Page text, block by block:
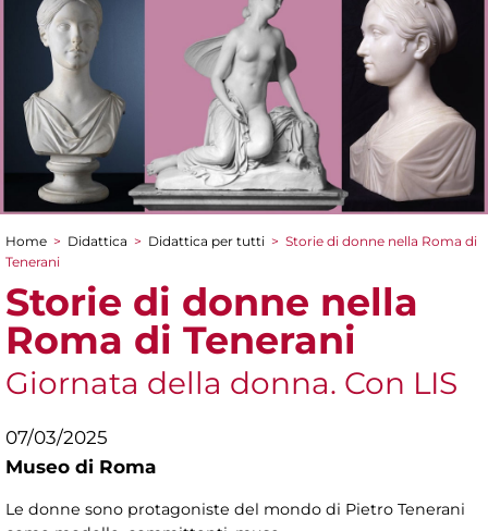
Tu sei qui
Home > Didattica > Didattica per tutti > Storie di donne nella Roma di
Tenerani
Storie di donne nella
Roma di Tenerani
Giornata della donna. Con LIS
07/03/2025
Museo di Roma
Le donne sono protagoniste del mondo di Pietro Tenerani